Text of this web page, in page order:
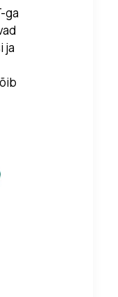
ga
ja